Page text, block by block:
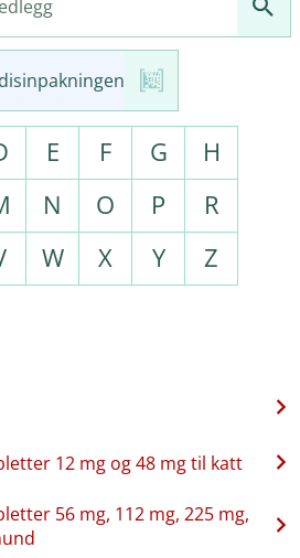
E F G
H
N O P
R
W X Y Z
12 mg og 48 mg til katt
56 mg, 112 mg, 225 mg,